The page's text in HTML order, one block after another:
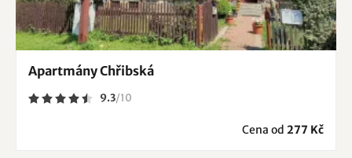
Apartmány Chřibská
9.3/10
Cena od 277 Kč